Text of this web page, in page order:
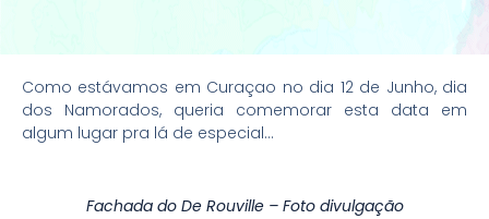
Como estávamos em Curaçao no dia 12 de Junho, dia
dos Namorados, queria comemorar esta data em
algum lugar pra lá de especial…
Fachada do De Rouville – Foto divulgação